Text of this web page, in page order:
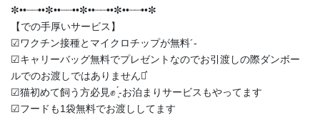
✼••┈┈••✼••┈┈••✼••┈┈••✼••┈┈••✼
【での手厚いサービス】
︎︎︎︎☑︎ワクチン接種とマイクロチップが無料︎´-
︎︎︎︎☑︎キャリーバッグ無料でプレゼントなのでお引渡しの際ダンボー
ルでのお渡しではありません‪⋆͛
︎︎︎︎☑︎猫初めて飼う方必見✊ ̖́-お泊まりサービスもやってます
︎︎︎︎☑︎フードも1袋無料でお渡ししてます